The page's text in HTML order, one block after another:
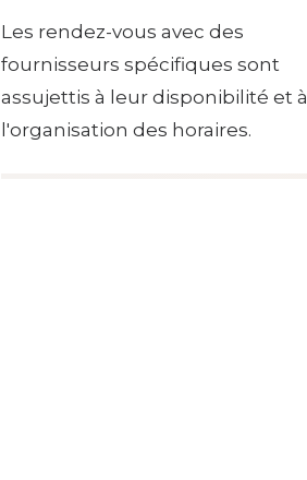
Les rendez-vous avec des
fournisseurs spécifiques sont
assujettis à leur disponibilité et à
l'organisation des horaires.